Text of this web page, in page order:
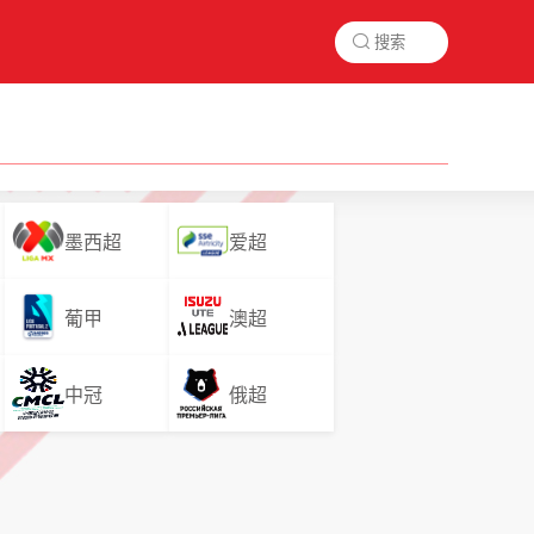

墨西超 爱超
葡甲 澳超
中冠 俄超